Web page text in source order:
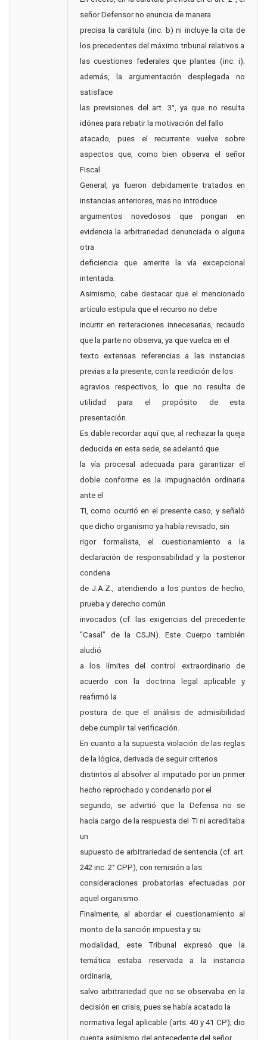
señor Defensor no enuncia de manera
precisa la carátula (inc. b) ni incluye la cita de
los precedentes del máximo tribunal relativos a
las cuestiones federales que plantea (inc. i);
además, la argumentación desplegada no
satisface
las previsiones del art. 3°, ya que no resulta
idónea para rebatir la motivación del fallo
atacado, pues el recurrente vuelve sobre
aspectos que, como bien observa el señor
Fiscal
General, ya fueron debidamente tratados en
instancias anteriores, mas no introduce
argumentos novedosos que pongan en
evidencia la arbitrariedad denunciada o alguna
otra
deficiencia que amerite la vía excepcional
intentada.
Asimismo, cabe destacar que el mencionado
artículo estipula que el recurso no debe
incurrir en reiteraciones innecesarias, recaudo
que la parte no observa, ya que vuelca en el
texto extensas referencias a las instancias
previas a la presente, con la reedición de los
agravios respectivos, lo que no resulta de
utilidad para el propósito de esta
presentación.
Es dable recordar aquí que, al rechazar la queja
deducida en esta sede, se adelantó que
la vía procesal adecuada para garantizar el
doble conforme es la impugnación ordinaria
ante el
TI, como ocurrió en el presente caso, y señaló
que dicho organismo ya había revisado, sin
rigor formalista, el cuestionamiento a la
declaración de responsabilidad y la posterior
condena
de J.A.Z., atendiendo a los puntos de hecho,
prueba y derecho común
invocados (cf. las exigencias del precedente
"Casal" de la CSJN). Este Cuerpo también
aludió
a los límites del control extraordinario de
acuerdo con la doctrina legal aplicable y
reafirmó la
postura de que el análisis de admisibilidad
debe cumplir tal verificación.
En cuanto a la supuesta violación de las reglas
de la lógica, derivada de seguir criterios
distintos al absolver al imputado por un primer
hecho reprochado y condenarlo por el
segundo, se advirtió que la Defensa no se
hacía cargo de la respuesta del TI ni acreditaba
un
supuesto de arbitrariedad de sentencia (cf. art.
242 inc. 2° CPP), con remisión a las
consideraciones probatorias efectuadas por
aquel organismo.
Finalmente, al abordar el cuestionamiento al
monto de la sanción impuesta y su
modalidad, este Tribunal expresó que la
temática estaba reservada a la instancia
ordinaria,
salvo arbitrariedad que no se observaba en la
decisión en crisis, pues se había acatado la
normativa legal aplicable (arts. 40 y 41 CP); dio
cuenta asimismo del antecedente del señor